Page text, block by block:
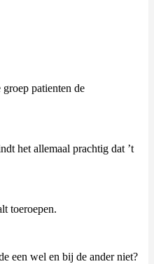
patienten de
het allemaal prachtig dat ’t
toeroepen.
een wel en bij de ander niet?